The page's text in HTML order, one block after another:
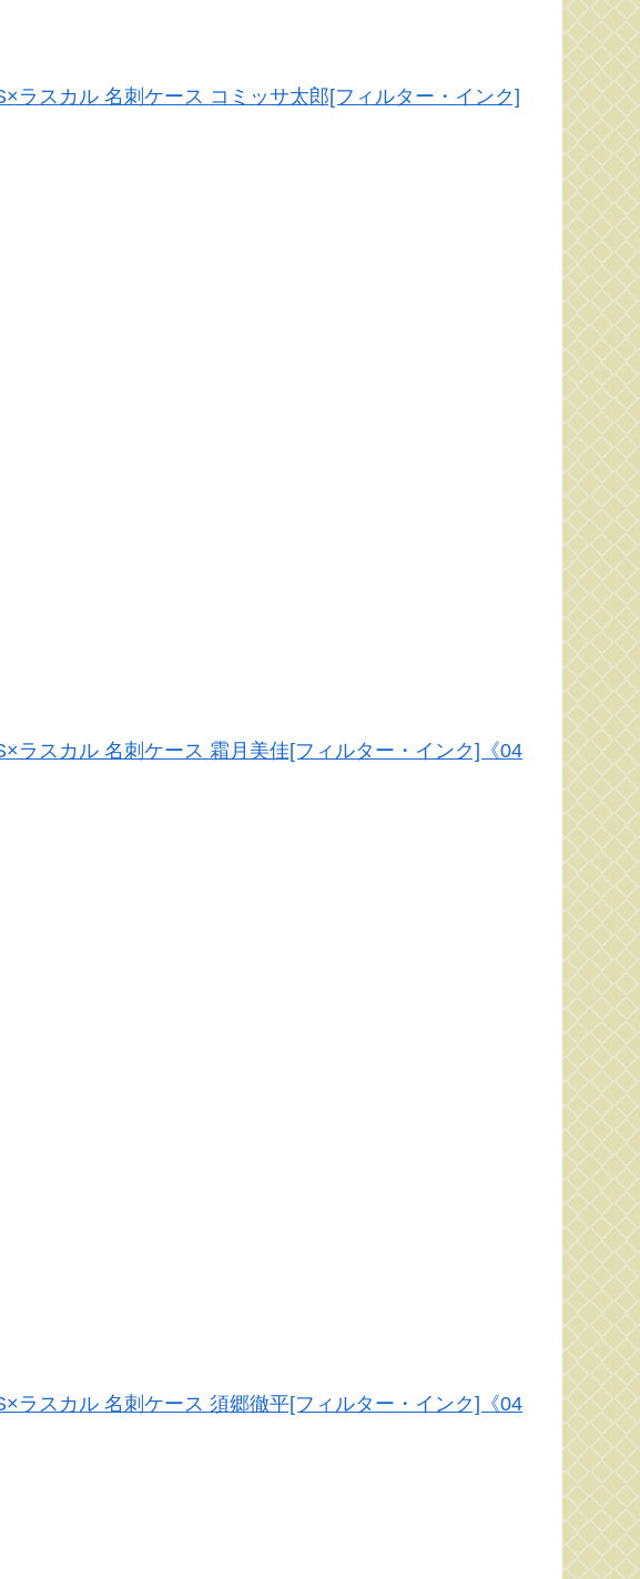
ラスカル 名刺ケース コミッサ太郎[フィルター・インク]
ラスカル 名刺ケース 霜月美佳[フィルター・インク]《04
ラスカル 名刺ケース 須郷徹平[フィルター・インク]《04